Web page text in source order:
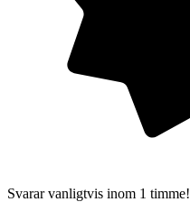
Svarar vanligtvis inom 1 timme!